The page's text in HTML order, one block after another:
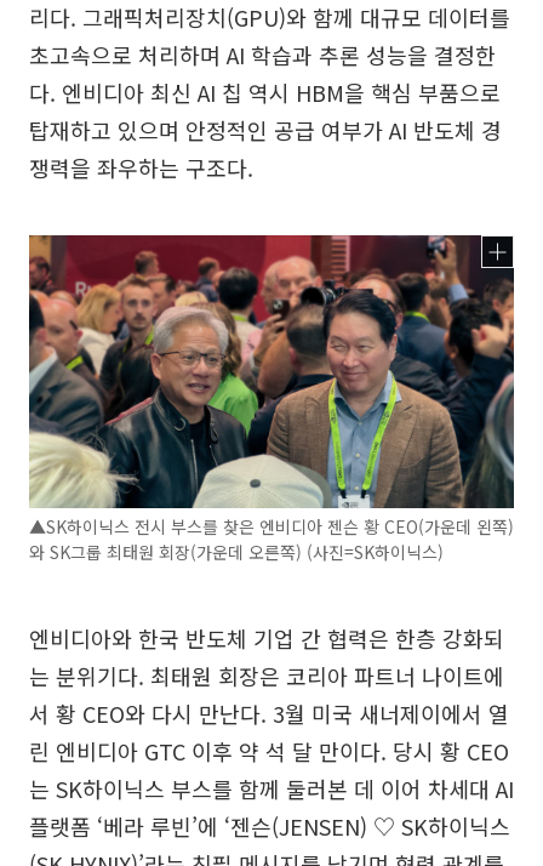
리다. 그래픽처리장치(GPU)와 함께 대규모 데이터를
초고속으로 처리하며 AI 학습과 추론 성능을 결정한
다. 엔비디아 최신 AI 칩 역시 HBM을 핵심 부품으로
탑재하고 있으며 안정적인 공급 여부가 AI 반도체 경
쟁력을 좌우하는 구조다.
▲SK하이닉스 전시 부스를 찾은 엔비디아 젠슨 황 CEO(가운데 왼쪽)
와 SK그룹 최태원 회장(가운데 오른쪽) (사진=SK하이닉스)
엔비디아와 한국 반도체 기업 간 협력은 한층 강화되
는 분위기다. 최태원 회장은 코리아 파트너 나이트에
서 황 CEO와 다시 만난다. 3월 미국 새너제이에서 열
린 엔비디아 GTC 이후 약 석 달 만이다. 당시 황 CEO
는 SK하이닉스 부스를 함께 둘러본 데 이어 차세대 AI
플랫폼 ‘베라 루빈’에 ‘젠슨(JENSEN) ♡ SK하이닉스